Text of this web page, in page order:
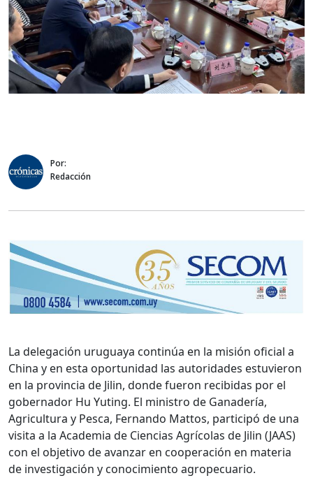
Por:
Redacción
La delegación uruguaya continúa en la misión oficial a
China y en esta oportunidad las autoridades estuvieron
en la provincia de Jilin, donde fueron recibidas por el
gobernador Hu Yuting. El ministro de Ganadería,
Agricultura y Pesca, Fernando Mattos, participó de una
visita a la Academia de Ciencias Agrícolas de Jilin (JAAS)
con el objetivo de avanzar en cooperación en materia
de investigación y conocimiento agropecuario.